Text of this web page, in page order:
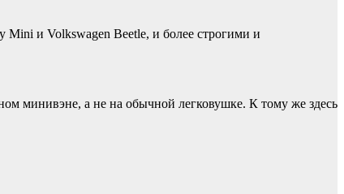
Mini и Volkswagen Beetle, и более строгими и
минивэне, а не на обычной легковушке. К тому же здесь